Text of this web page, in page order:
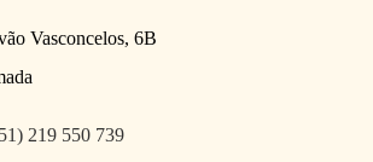
Vasconcelos, 6B
219 550 739